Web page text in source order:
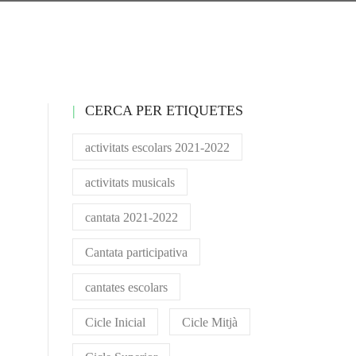
CERCA PER ETIQUETES
activitats escolars 2021-2022
activitats musicals
cantata 2021-2022
Cantata participativa
cantates escolars
Cicle Inicial Cicle Mitjà